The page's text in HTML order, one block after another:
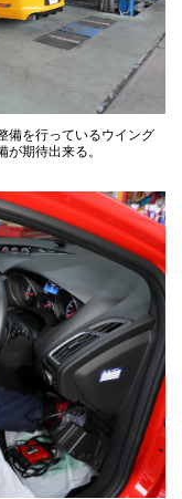
備を行っているウイング
期待出来る。